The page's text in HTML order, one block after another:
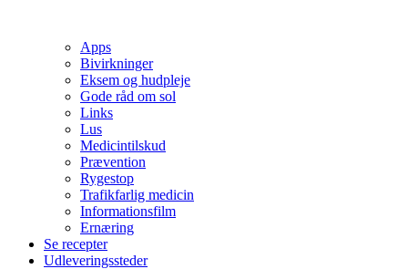
Apps
Bivirkninger
Eksem og hudpleje
Gode råd om sol
Links
Lus
Medicintilskud
Prævention
Rygestop
Trafikfarlig medicin
Informationsfilm
Ernæring
Se recepter
Udleveringssteder